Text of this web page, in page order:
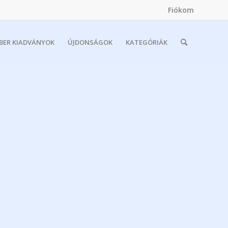
Fiókom
KIADVÁNYOK ÚJDONSÁGOK KATEGÓRIÁK